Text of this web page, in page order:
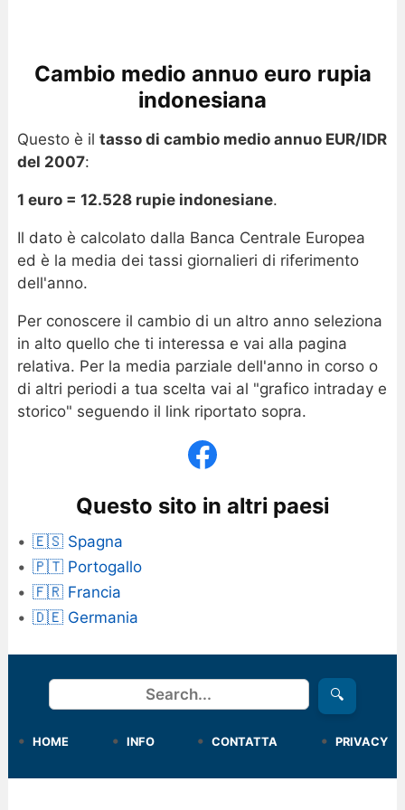
Cambio medio annuo euro rupia
indonesiana
Questo è il tasso di cambio medio annuo EUR/IDR
del 2007:
1 euro = 12.528 rupie indonesiane.
Il dato è calcolato dalla Banca Centrale Europea
ed è la media dei tassi giornalieri di riferimento
dell'anno.
Per conoscere il cambio di un altro anno seleziona
in alto quello che ti interessa e vai alla pagina
relativa. Per la media parziale dell'anno in corso o
di altri periodi a tua scelta vai al "grafico intraday e
storico" seguendo il link riportato sopra.
Questo sito in altri paesi
🇪🇸 Spagna
🇵🇹 Portogallo
🇫🇷 Francia
🇩🇪 Germania
Cerca 🔍
HOME INFO CONTATTA PRIVACY